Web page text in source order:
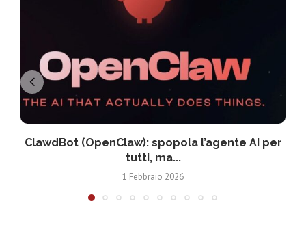
ClawdBot (OpenClaw): spopola l’agente AI per
tutti, ma...
1 Febbraio 2026